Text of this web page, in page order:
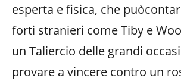
esperta e fisica, che
forti stranieri come Tiby e
un Taliercio delle grandi
provare a vincere contro un